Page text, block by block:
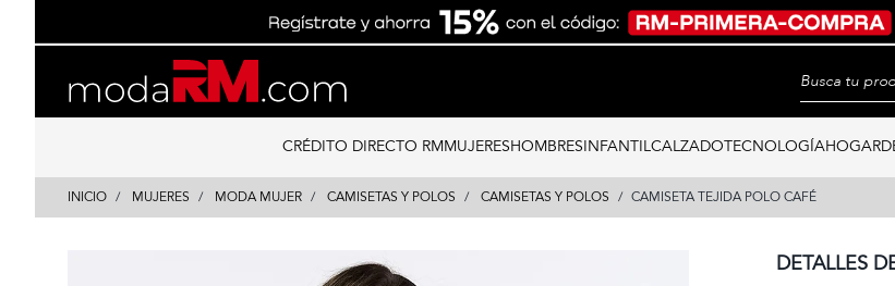
content
navigation
CRÉDITO DIRECTO RMMUJERESHOMBRESINFANTILCALZADOTECNOLOGÍAHOGAR
INICIO MUJERES MODA MUJER CAMISETAS Y POLOS CAMISETAS Y POLOS CAMISETA TEJIDA POLO CAFÉ
DETALLES